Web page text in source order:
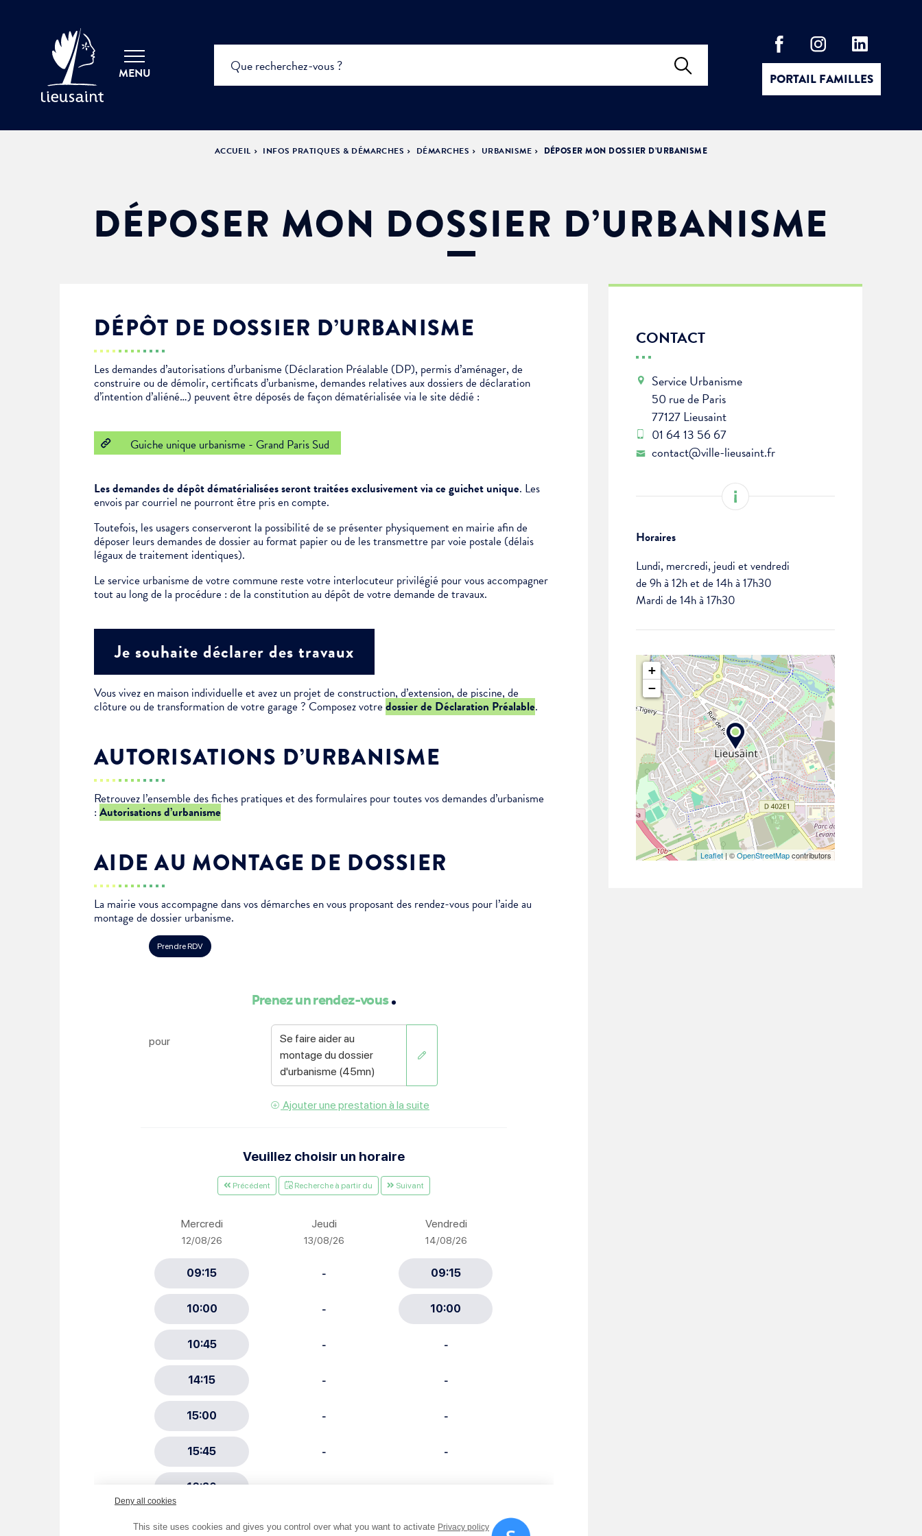
MENU PORTAIL FAMILLES
Enfance & jeunesse
Cadre de vie
Temps libre
Solidarité
Annuaires & carte interactive
Je suis senior
Je suis étudiant
Famille
Logement
Citoyenneté
Location de salles
Urbanisme
Élus du conseil municipal
Séances du Conseil municipal
Ville bienveillante
Ville éducative
ACCUEIL INFOS PRATIQUES & DÉMARCHES DÉMARCHES URBANISME DÉPOSER MON DOSSIER D’URBANISME
DÉPOSER MON DOSSIER D’URBANISME
DÉPÔT DE DOSSIER D’URBANISME
Les demandes d’autorisations d’urbanisme (Déclaration Préalable (DP), permis d’aménager, de
construire ou de démolir, certificats d’urbanisme, demandes relatives aux dossiers de déclaration
d’intention d’aliéné…) peuvent être déposés de façon dématérialisée via le site dédié :
Guiche unique urbanisme - Grand Paris Sud
Les demandes de dépôt dématérialisées seront traitées exclusivement via ce guichet unique. Les
envois par courriel ne pourront être pris en compte.
Toutefois, les usagers conserveront la possibilité de se présenter physiquement en mairie afin de
déposer leurs demandes de dossier au format papier ou de les transmettre par voie postale (délais
légaux de traitement identiques).
Le service urbanisme de votre commune reste votre interlocuteur privilégié pour vous accompagner
tout au long de la procédure : de la constitution au dépôt de votre demande de travaux.
Je souhaite déclarer des travaux
Vous vivez en maison individuelle et avez un projet de construction, d’extension, de piscine, de
clôture ou de transformation de votre garage ? Composez votre dossier de Déclaration Préalable.
AUTORISATIONS D’URBANISME
Retrouvez l’ensemble des fiches pratiques et des formulaires pour toutes vos demandes d’urbanisme
: Autorisations d’urbanisme
AIDE AU MONTAGE DE DOSSIER
La mairie vous accompagne dans vos démarches en vous proposant des rendez-vous pour l’aide au
montage de dossier urbanisme.
CONTACT
Service Urbanisme
50 rue de Paris
77127 Lieusaint
01 64 13 56 67
contact@ville-lieusaint.fr
Horaires
Lundi, mercredi, jeudi et vendredi
de 9h à 12h et de 14h à 17h30
Mardi de 14h à 17h30
+
−
Leaflet| ©OpenStreetMapcontributors
Choisissez votre abonnement :
Alertes Mail
Newsletter Sport et Vie associative